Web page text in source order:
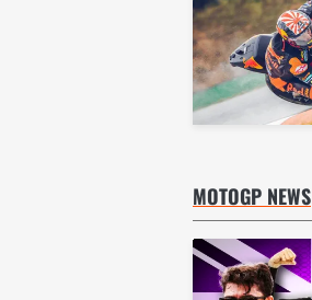
MOTOGP NEWS